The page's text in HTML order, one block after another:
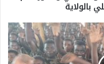
بالولاية